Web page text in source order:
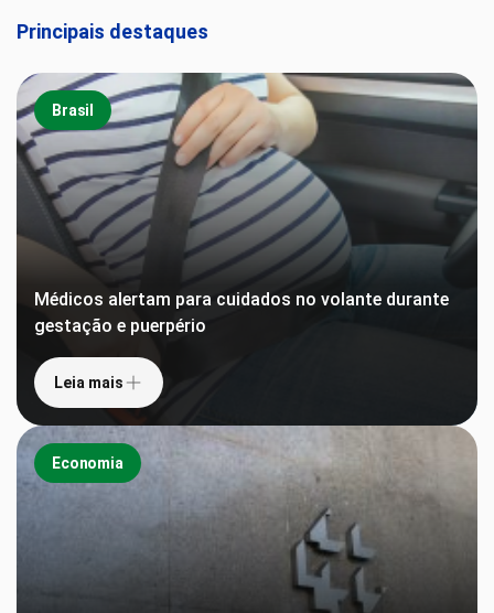
Principais destaques
Brasil
Médicos alertam para cuidados no volante durante
gestação e puerpério
Leia mais
Economia